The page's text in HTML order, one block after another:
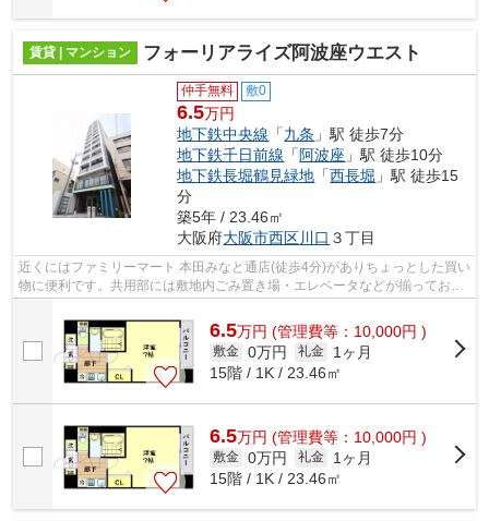
賃貸 | マンション フォーリアライズ阿波座ウエスト
仲手無料 敷0
6.5万円
地下鉄中央線 「九条 」駅 徒歩7分
地下鉄千日前線 「 阿波座 」駅 徒歩10分
地下鉄長堀鶴見緑地 「西長堀 」駅 徒歩15
分
築5年 / 23.46㎡
大阪府大阪市西区川口 ３丁目
近くにはファミリーマート 本田みなと通店(徒歩4分)がありちょっとした買い
物に便利です。共用部には敷地内ごみ置き場・エレベータなどが揃ってお
6.5万円 (管理費等：10,000円 )
敷金 0万円 礼金
1ヶ月
15階 / 1K / 23.46㎡
6.5万円 (管理費等：10,000円 )
敷金 0万円 礼金
1ヶ月
15階 / 1K / 23.46㎡